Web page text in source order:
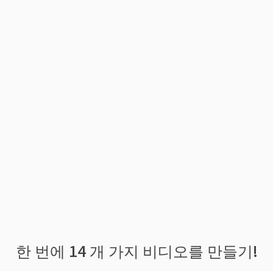
한 번에 14 개 가지 비디오를 만들기!